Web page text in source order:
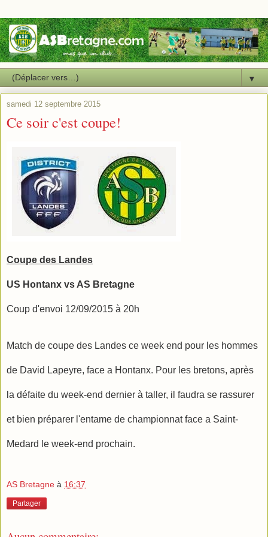
▼
samedi 12 septembre 2015
Ce soir c'est coupe!
Coupe des Landes
US Hontanx vs AS Bretagne
Coup d'envoi 12/09/2015 à 20h
Match de coupe des Landes ce week end pour les hommes
de David Lapeyre, face a Hontanx. Pour les bretons, après
la défaite du week-end dernier à taller, il faudra se rassurer
et bien préparer l'entame de championnat face a Saint-
Medard le week-end prochain.
AS Bretagne à 16:37
Partager